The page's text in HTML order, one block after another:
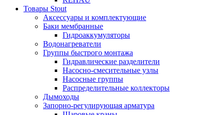
Товары Stout
Аксессуары и комплектующие
Баки мембранные
Гидроаккумуляторы
Водонагреватели
Группы быстрого монтажа
Гидравлические разделители
Насосно-смесительные узлы
Насосные группы
Распределительные коллекторы
Дымоходы
Запорно-регулирующая арматура